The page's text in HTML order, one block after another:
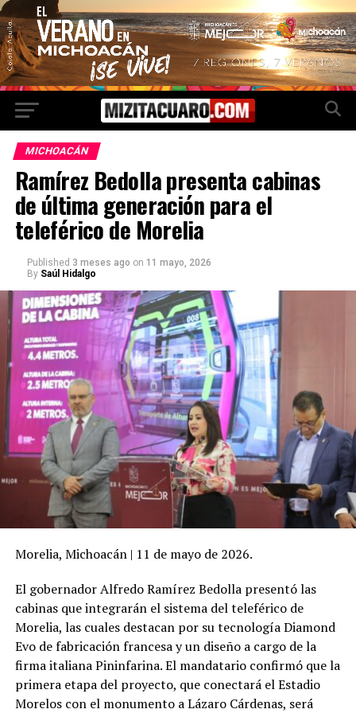
MICHOACÁN
Ramírez Bedolla presenta cabinas
de última generación para el
teleférico de Morelia
Published 3 meses ago on 11 mayo, 2026
By Saúl Hidalgo
Morelia, Michoacán | 11 de mayo de 2026.
El gobernador Alfredo Ramírez Bedolla presentó las
cabinas que integrarán el sistema del teleférico de
Morelia, las cuales destacan por su tecnología Diamond
Evo de fabricación francesa y un diseño a cargo de la
firma italiana Pininfarina. El mandatario confirmó que la
primera etapa del proyecto, que conectará el Estadio
Morelos con el monumento a Lázaro Cárdenas, será